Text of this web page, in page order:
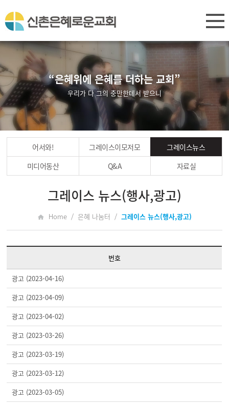
“은혜위에 은혜를 더하는 교회”
우리가 다 그의 충만한데서 받으니
어서와! 그레이스이모저모
그레이스뉴스
미디어동산
Q&A 자료실
그레이스 뉴스(행사,광고)
Home / 은혜 나눔터 / 그레이스 뉴스(행사,광고)
번호
광고 (2023-04-16)
광고 (2023-04-09)
광고 (2023-04-02)
광고 (2023-03-26)
광고 (2023-03-19)
광고 (2023-03-12)
광고 (2023-03-05)